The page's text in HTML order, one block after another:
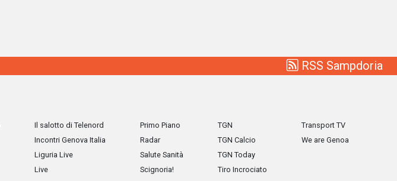
RSS Sampdoria
Il salotto di Telenord
Incontri Genova Italia
Liguria Live
Live
Primo Piano
Radar
Salute Sanità
Scignoria!
TGN
TGN Calcio
TGN Today
Tiro Incrociato
Transport TV
We are Genoa